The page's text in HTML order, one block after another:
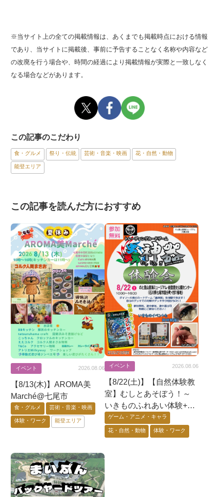
※当サイト上の全ての掲載情報は、あくまでも掲載時点における情報
であり、当サイトに掲載後、事前に予告することなく名称や内容など
の改廃を行う場合や、時間の経過により掲載情報が実際と一致しなく
なる場合などがあります。
この記事のこだわり
食・グルメ 祭り・伝統 芸術・音楽・映画 花・自然・動物
能登エリア
この記事を読んだ方におすすめ
イベント 2026.08.06
【8/13(木)】AROMA美
Marché@七尾市
食・グルメ 芸術・音楽・映画
体験・ワーク 能登エリア
イベント 2026.08.06
【8/22(土)】【自然体験教
室】むしとあそぼう！～
いきものふれあい体験+昆
虫展示+蟲神器体験会〜@
七尾市
ゲーム・アニメ・キャラ
花・自然・動物 体験・ワーク